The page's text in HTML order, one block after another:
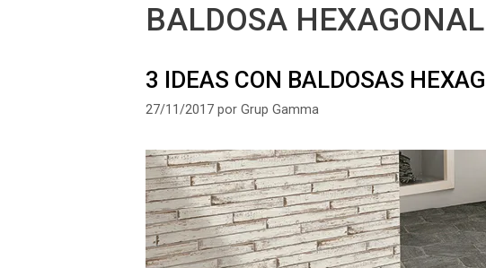
BALDOSA
3 IDEAS CON BALDOSAS
27/11/2017 por Grup Gamma